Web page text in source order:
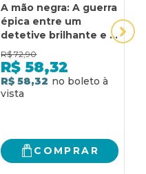
A mão negra: A guerra
épica entre um
detetive brilhante e o
braço mais
sanguinário da máfia
Italiana da história
dos Estados Unidos
R$ 72,90
R$ 58,32
R$ 58,32
COMPRAR